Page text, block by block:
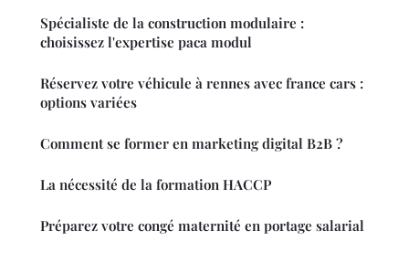
Spécialiste de la construction modulaire :
choisissez l'expertise paca modul
Réservez votre véhicule à rennes avec france cars :
options variées
Comment se former en marketing digital B2B ?
La nécessité de la formation HACCP
Préparez votre congé maternité en portage salarial